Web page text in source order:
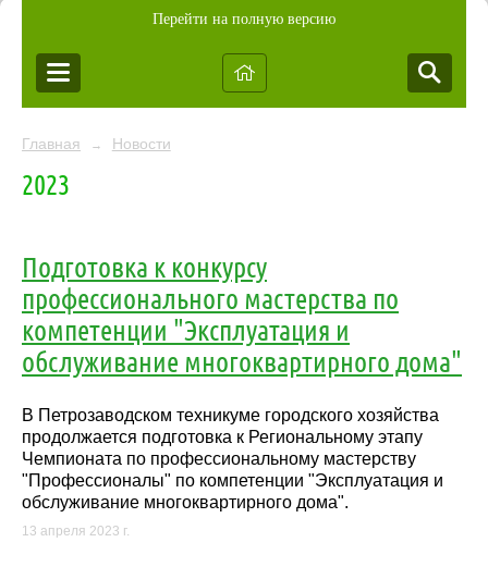
Перейти на полную версию
Главная → Новости
2023
Подготовка к конкурсу
профессионального мастерства по
компетенции "Эксплуатация и
обслуживание многоквартирного дома"
В Петрозаводском техникуме городского хозяйства
продолжается подготовка к Региональному этапу
Чемпионата по профессиональному мастерству
"Профессионалы" по компетенции "Эксплуатация и
обслуживание многоквартирного дома".
13 апреля 2023 г.